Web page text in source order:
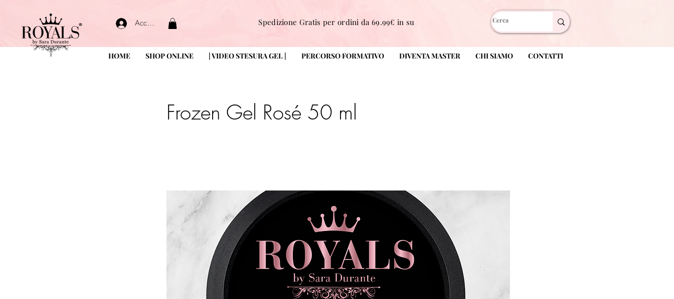
Accedi Spedizione Gratis per ordini da 69.99€ in su
HOME SHOP ONLINE | VIDEO STESURA GEL | PERCORSO FORMATIVO DIVENTA MASTER CHI SIAMO CONTATTI
Frozen Gel Rosé 50 ml